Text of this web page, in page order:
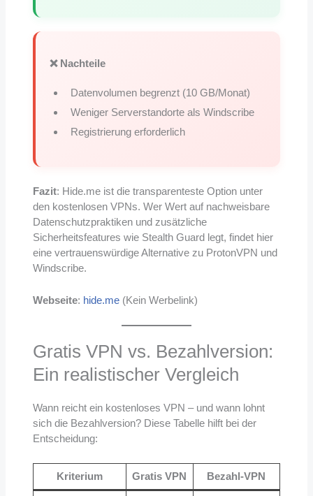
❌ Nachteile
Datenvolumen begrenzt (10 GB/Monat)
Weniger Serverstandorte als Windscribe
Registrierung erforderlich
Fazit: Hide.me ist die transparenteste Option unter
den kostenlosen VPNs. Wer Wert auf nachweisbare
Datenschutzpraktiken und zusätzliche
Sicherheitsfeatures wie Stealth Guard legt, findet hier
eine vertrauenswürdige Alternative zu ProtonVPN und
Windscribe.
Webseite: hide.me(Kein Werbelink)
Gratis VPN vs. Bezahlversion:
Ein realistischer Vergleich
Wann reicht ein kostenloses VPN – und wann lohnt
sich die Bezahlversion? Diese Tabelle hilft bei der
Entscheidung:
Kriterium Gratis VPN Bezahl-VPN